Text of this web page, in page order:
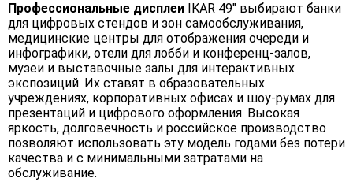
Профессиональные дисплеи IKAR 49" выбирают банки
для цифровых стендов и зон самообслуживания,
медицинские центры для отображения очереди и
инфографики, отели для лобби и конференц-залов,
музеи и выставочные залы для интерактивных
экспозиций. Их ставят в образовательных
учреждениях, корпоративных офисах и шоу-румах для
презентаций и цифрового оформления. Высокая
яркость, долговечность и российское производство
позволяют использовать эту модель годами без потери
качества и с минимальными затратами на
обслуживание.